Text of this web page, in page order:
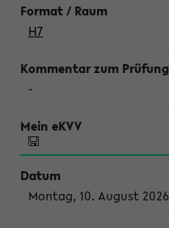
H7
-
Montag, 10. August 2026